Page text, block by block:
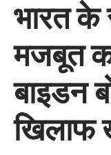
भारत के
मजबूत
बाइडन